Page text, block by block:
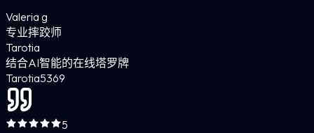
Valeria g
专业摔跤师
Tarotia
结合AI智能的在线塔罗牌
Tarotia5369
5